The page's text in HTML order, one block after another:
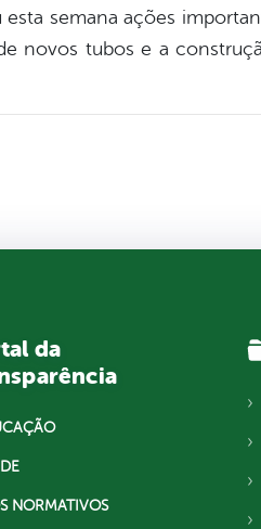
semana ações
novos tubos e a
da
NORMATIVOS